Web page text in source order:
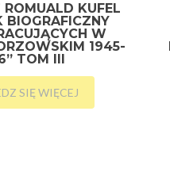
ROMUALD KUFEL
BIOGRAFICZNY
W
1945-
TOM III
SIĘ WIĘCEJ